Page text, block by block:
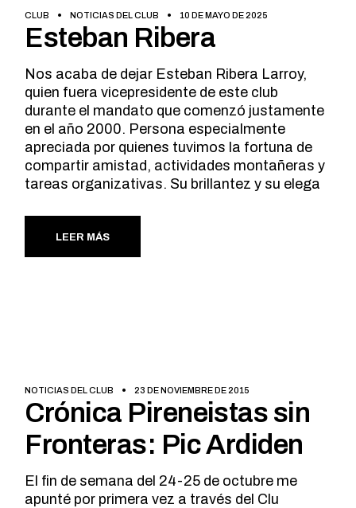
CLUB NOTICIAS DEL CLUB 10 DE MAYO DE 2025
Esteban Ribera
Nos acaba de dejar Esteban Ribera Larroy,
quien fuera vicepresidente de este club
durante el mandato que comenzó justamente
en el año 2000. Persona especialmente
apreciada por quienes tuvimos la fortuna de
compartir amistad, actividades montañeras y
tareas organizativas. Su brillantez y su elega
LEER MÁS
NOTICIAS DEL CLUB 23 DE NOVIEMBRE DE 2015
Crónica Pireneistas sin
Fronteras: Pic Ardiden
El fin de semana del 24-25 de octubre me
apunté por primera vez a través del Clu